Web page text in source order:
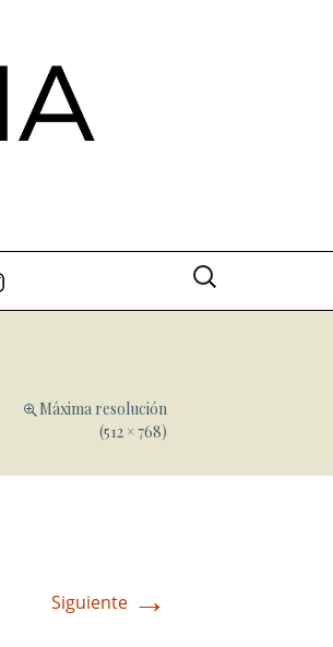
Buscar:
Máxima resolución
(512 × 768)
Siguiente →